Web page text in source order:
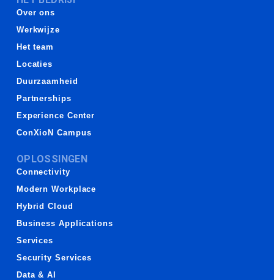
Over ons
Werkwijze
Het team
Locaties
Duurzaamheid
Partnerships
Experience Center
ConXioN Campus
OPLOSSINGEN
Connectivity
Modern Workplace
Hybrid Cloud
Business Applications
Services
Security Services
Data & AI